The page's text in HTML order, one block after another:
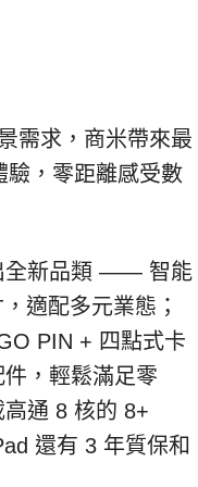
需求，商米帶來最
驗，零距離感受數
新品類 —— 智能
適配多元業態；
PIN + 四點式卡
，輕鬆滿足零
通 8 核的 8+
還有 3 年質保和